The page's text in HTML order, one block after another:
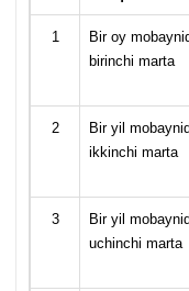
1
Bir oy
birinchi marta
2
Bir yil
ikkinchi marta
3
Bir yil
uchinchi marta